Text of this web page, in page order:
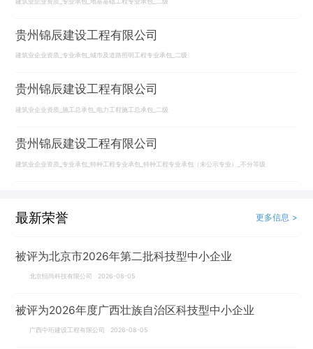
贵州锦辰建设工程有限公司
建筑业企业资质_专业承包_城市及道路照明工程专业承包_二级
贵州锦辰建设工程有限公司
建筑业企业资质_施工总承包_电力工程施工总承包_二级
贵州锦辰建设工程有限公司
建筑业企业资质_专业承包_特种工程专业承包_特种工程专业承包（未公示专业）_不分等级
最新荣誉 更多信息 >
被评为北京市2026年第二批科技型中小企业
北京恒尚科技有限公司 2026-08-05
被评为2026年度广西壮族自治区科技型中小企业
广西中珩建设工程有限公司 2026-08-05